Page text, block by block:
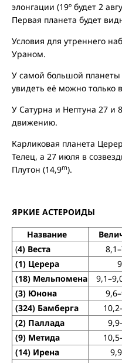
элонгации (19º будет 2
Первая планета будет
Условия для утреннего
Ураном.
У самой большой планеты
увидеть её можно только
У Сатурна и Нептуна 27 и
движению.
Карликовая планета
Телец, а 27 июля в
Плутон (14,9m).
ЯРКИЕ АСТЕРОИДЫ
Название
(4) Веста
(1) Церера
9
(18) Мельпомена
(3) Юнона
(324) Бамберга
(2) Паллада
(9) Метида
(14) Ирена